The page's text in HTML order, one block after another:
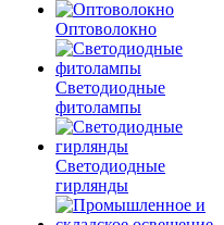
Оптоволокно
Светодиодные
фитолампы
Светодиодные
гирлянды